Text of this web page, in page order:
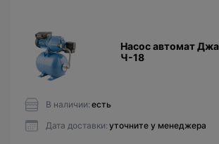
Насос автомат
Ч-18
В наличии: есть
Дата доставки: уточните у менеджера